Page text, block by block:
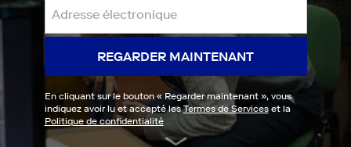
REGARDER MAINTENANT
En cliquant sur le bouton «Regarder maintenant», vous
indiquez avoir lu et accepté lesTermes de Serviceset la
Politique de confidentialité